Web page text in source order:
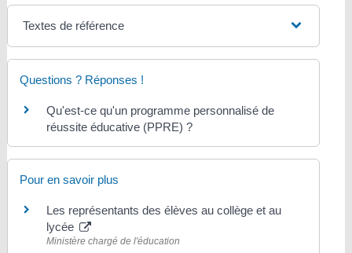
Textes de référence
Questions ? Réponses !
Qu'est-ce qu'un programme personnalisé de
réussite éducative (PPRE) ?
Pour en savoir plus
Les représentants des élèves au collège et au
lycée
Ministère chargé de l'éducation